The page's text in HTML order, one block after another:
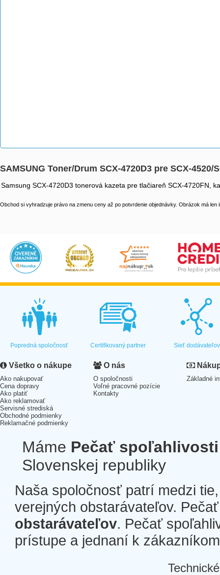
SAMSUNG Toner/Drum SCX-4720D3 pre SCX-4520/
Samsung SCX-4720D3 tonerová kazeta pre tlačiareň SCX-4720FN,
Obchod si vyhradzuje právo na zmenu ceny až po potvrdenie objednávky. Obrázok má len
Popredná spoločnosť Certifikovaný partner Sieť dodávateľov
Všetko o nákupe
Ako nakupovať
Cena dopravy
Ako platiť
Ako reklamovať
Servisné strediská
Obchodné podmienky
Reklamačné podmienky
O nás
O spoločnosti
Voľné pracovné pozície
Kontakty
Základné
Máme Pečať spoľahlivosti
Slovenskej republiky
Naša spoločnosť patrí medzi
verejných obstarávateľov.
obstarávateľov. Pečať
prístupe a jednaní k